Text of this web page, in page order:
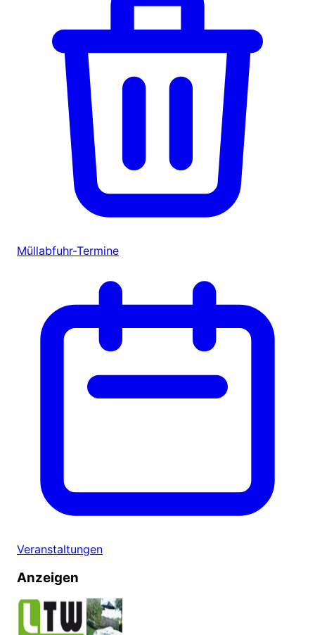
Müllabfuhr-Termine
Veranstaltungen
Anzeigen